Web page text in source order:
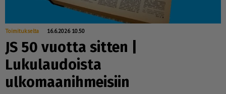
Toimitukselta 16.6.2026 10.50
JS 50 vuotta sitten |
Lukulaudoista
ulkomaanihmeisiin